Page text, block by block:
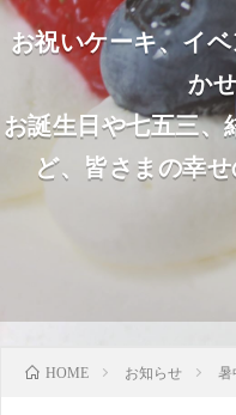
お祝いケーキ、イ
か
お誕生日や七五三
ど、皆さまの幸
HOME お知らせ 暑